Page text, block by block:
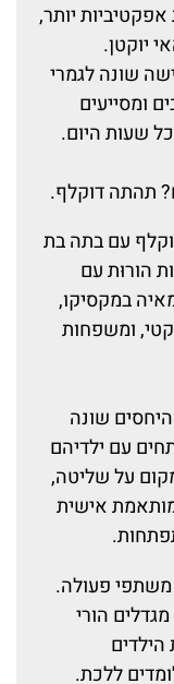
יותר,
יוקטן.
שונה לגמרי
ומסייעים
שעות היום.
תהתה דוקלף.
עם בתה בת
הורוּת עם
במקסיקו,
ומשפחות
שונה
עם ילדיהם
על שליטה,
אישית
משתפי פעולה.
הורי
ללכת.